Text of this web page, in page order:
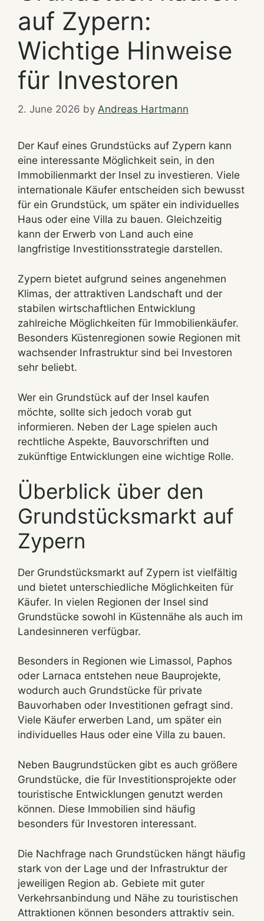
auf Zypern:
Wichtige Hinweise
für Investoren
2. June 2026 by Andreas Hartmann
Der Kauf eines Grundstücks auf Zypern kann
eine interessante Möglichkeit sein, in den
Immobilienmarkt der Insel zu investieren. Viele
internationale Käufer entscheiden sich bewusst
für ein Grundstück, um später ein individuelles
Haus oder eine Villa zu bauen. Gleichzeitig
kann der Erwerb von Land auch eine
langfristige Investitionsstrategie darstellen.
Zypern bietet aufgrund seines angenehmen
Klimas, der attraktiven Landschaft und der
stabilen wirtschaftlichen Entwicklung
zahlreiche Möglichkeiten für Immobilienkäufer.
Besonders Küstenregionen sowie Regionen mit
wachsender Infrastruktur sind bei Investoren
sehr beliebt.
Wer ein Grundstück auf der Insel kaufen
möchte, sollte sich jedoch vorab gut
informieren. Neben der Lage spielen auch
rechtliche Aspekte, Bauvorschriften und
zukünftige Entwicklungen eine wichtige Rolle.
Überblick über den
Grundstücksmarkt auf
Zypern
Der Grundstücksmarkt auf Zypern ist vielfältig
und bietet unterschiedliche Möglichkeiten für
Käufer. In vielen Regionen der Insel sind
Grundstücke sowohl in Küstennähe als auch im
Landesinneren verfügbar.
Besonders in Regionen wie Limassol, Paphos
oder Larnaca entstehen neue Bauprojekte,
wodurch auch Grundstücke für private
Bauvorhaben oder Investitionen gefragt sind.
Viele Käufer erwerben Land, um später ein
individuelles Haus oder eine Villa zu bauen.
Neben Baugrundstücken gibt es auch größere
Grundstücke, die für Investitionsprojekte oder
touristische Entwicklungen genutzt werden
können. Diese Immobilien sind häufig
besonders für Investoren interessant.
Die Nachfrage nach Grundstücken hängt häufig
stark von der Lage und der Infrastruktur der
jeweiligen Region ab. Gebiete mit guter
Verkehrsanbindung und Nähe zu touristischen
Attraktionen können besonders attraktiv sein.